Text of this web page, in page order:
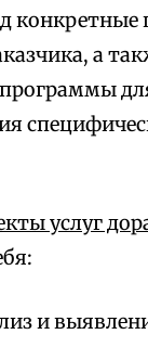
конкретные
а
услуг
и